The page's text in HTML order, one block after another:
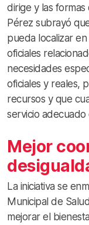
dirige y las
Pérez subrayó
pueda localizar
oficiales
necesidades
oficiales y reales,
recursos y que
servicio adecuado
Mejor
La iniciativa se
Municipal de
mejorar el